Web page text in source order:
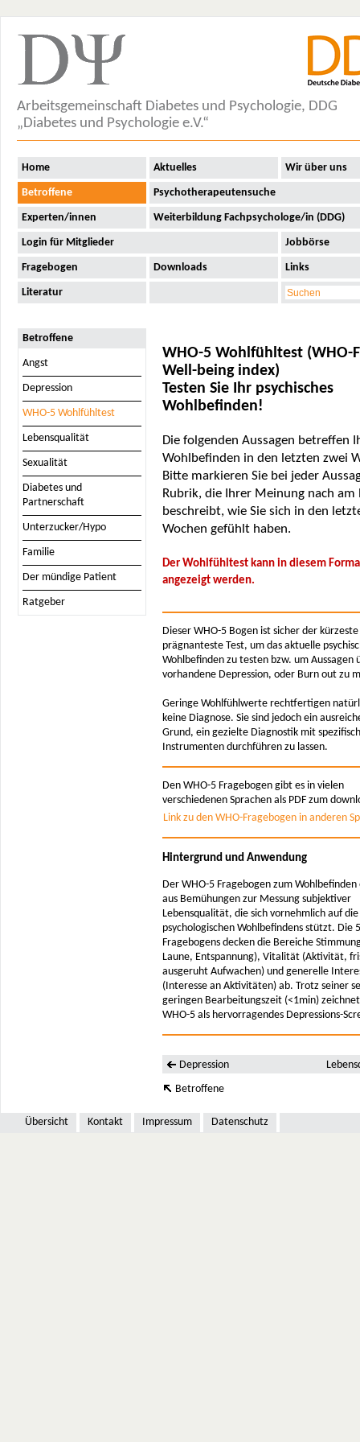
Arbeitsgemeinschaft Diabetes und Psychologie, DDG
„Diabetes und Psychologie e.V.“
Home Aktuelles Wir über uns
Betroffene Psychotherapeutensuche
Experten/innen Weiterbildung Fachpsychologe/in (DDG)
Login für Mitglieder Jobbörse
Fragebogen Downloads Links
Literatur
Betroffene
Angst
Depression
WHO-5 Wohlfühltest
Lebensqualität
Sexualität
Diabetes und
Partnerschaft
Unterzucker/Hypo
Familie
Der mündige Patient
Ratgeber
WHO-5 Wohlfühltest (WHO-
Well-being index)
Testen Sie Ihr psychisches
Wohlbefinden!
Die folgenden Aussagen betreffen
Wohlbefinden in den letzten zwei
Bitte markieren Sie bei jeder
Rubrik, die Ihrer Meinung nach am
beschreibt, wie Sie sich in den
Wochen gefühlt haben.
Der Wohlfühltest kann in diesem
angezeigt werden.
Dieser WHO-5 Bogen ist sicher der
prägnanteste Test, um das aktuelle
Wohlbefinden zu testen bzw. um Aussagen
vorhandene Depression, oder Burn out zu
Geringe Wohlfühlwerte rechtfertigen
keine Diagnose. Sie sind jedoch ein
Grund, ein gezielte Diagnostik mit
Instrumenten durchführen zu lassen.
Den WHO-5 Fragebogen gibt es in vielen
verschiedenen Sprachen als PDF zum
Link zu den WHO-Fragebogen in anderen
Hintergrund und Anwendung
Der WHO-5 Fragebogen zum
aus Bemühungen zur Messung subjektiver
Lebensqualität, die sich vornehmlich auf
psychologischen Wohlbefindens stützt. Die
Fragebogens decken die Bereiche
Laune, Entspannung), Vitalität (Aktivität,
ausgeruht Aufwachen) und generelle
(Interesse an Aktivitäten) ab. Trotz seiner
geringen Bearbeitungszeit (<1min)
WHO-5 als hervorragendes Depressions-
Depression
Betroffene
Übersicht Kontakt Impressum Datenschutz